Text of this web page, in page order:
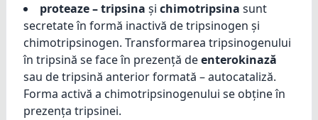
proteaze – tripsina și chimotripsina sunt
secretate în formă inactivă de tripsinogen și
chimotripsinogen. Transformarea tripsinogenului
în tripsină se face în prezență deenterokinază
sau de tripsină anterior formată – autocataliză.
Forma activă a chimotripsinogenului se obține în
prezența tripsinei.